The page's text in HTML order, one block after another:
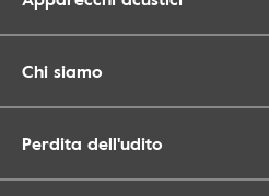
Chi siamo
Perdita dell'udito